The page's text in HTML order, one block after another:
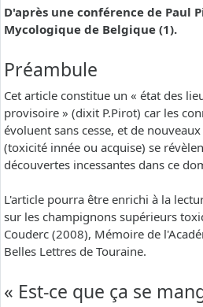
D'après une conférence de Paul
Mycologique de Belgique (1).
Préambule
Cet article constitue un « état des
provisoire » (dixit P.Pirot) car les
évoluent sans cesse, et de
(toxicité innée ou acquise) se
découvertes incessantes dans ce
L'article pourra être enrichi à la
sur les champignons supérieurs
Couderc (2008), Mémoire de
Belles Lettres de Touraine.
« Est-ce que ça se